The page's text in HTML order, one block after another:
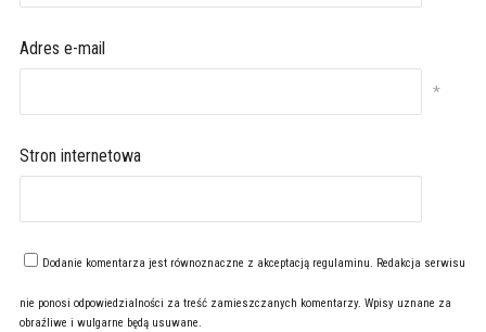
Adres e-mail
*
Stron internetowa
Dodanie komentarza jest równoznaczne z akceptacją regulaminu. Redakcja serwisu
nie ponosi odpowiedzialności za treść zamieszczanych komentarzy. Wpisy uznane za
obraźliwe i wulgarne będą usuwane.